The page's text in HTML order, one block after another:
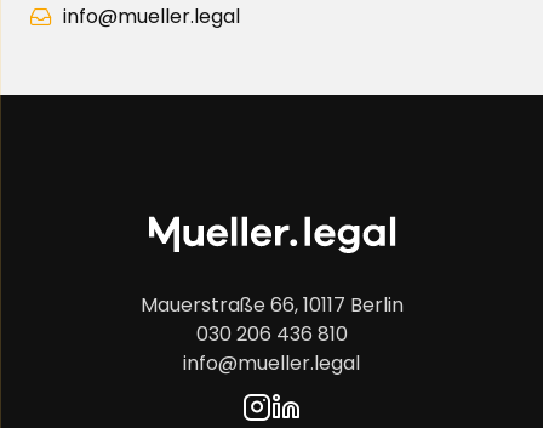
info@mueller.legal
Mauerstraße 66, 10117 Berlin
030 206 436 810
info@mueller.legal